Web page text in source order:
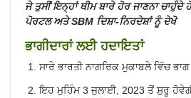
ਜੇ ਤੁਸੀਂ ਇਨ੍ਹਾਂ ਥੀਮ ਬਾਰੇ ਹੋਰ ਜਾਣਨਾ ਚਾਹੁੰਦੇ
ਪੋਰਟਲ ਅਤੇ SBM ਦਿਸ਼ਾ-ਨਿਰਦੇਸ਼ਾਂ ਨੂੰ ਦੇਖੋ
ਭਾਗੀਦਾਰਾਂ ਲਈ ਹਦਾਇਤਾਂ
ਸਾਰੇ ਭਾਰਤੀ ਨਾਗਰਿਕ ਮੁਕਾਬਲੇ ਵਿੱਚ
ਇਹ ਮੁਹਿੰਮ 3 ਜੁਲਾਈ, 2023 ਤੋਂ ਸ਼ੁਰੂ